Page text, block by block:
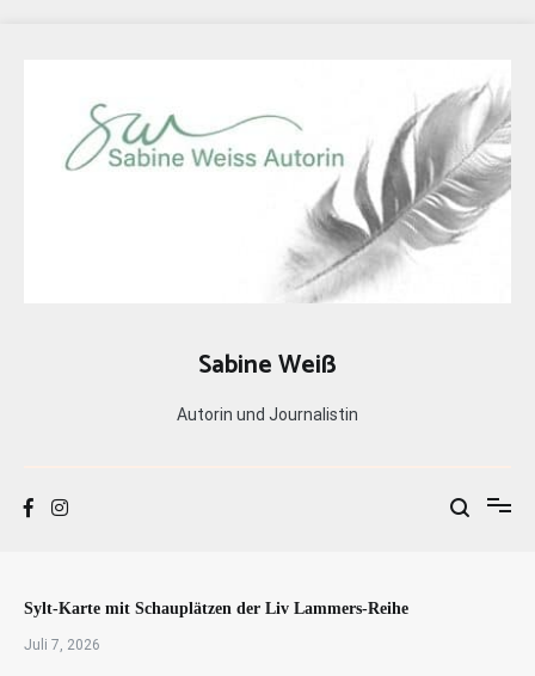
Sabine Weiß
Autorin und Journalistin
Sylt-Karte mit Schauplätzen der Liv Lammers-Reihe
Juli 7, 2026